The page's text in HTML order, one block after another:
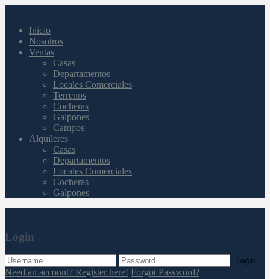
Inicio
Nosotros
Ventas
Casas
Departamentos
Locales Comerciales
Terrenos
Cocheras
Galpones
Campos
Alquileres
Casas
Departamentos
Locales Comerciales
Cocheras
Galpones
Login
Login
Need an account? Register here! Forgot Password?